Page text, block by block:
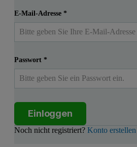
E-Mail-Adresse*
Passwort*
Einloggen
Noch nicht registriert?Konto erstellen